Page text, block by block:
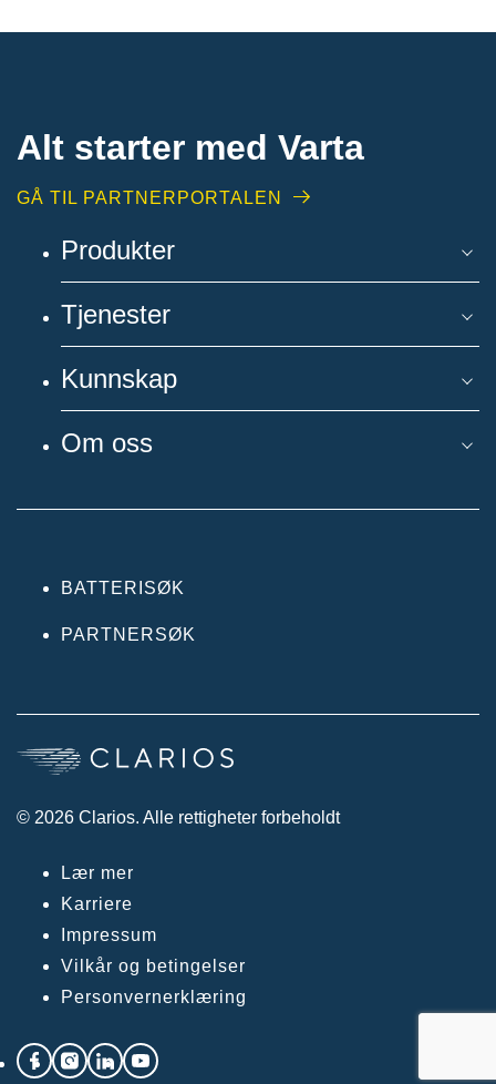
Alt starter med Varta
GÅ TIL PARTNERPORTALEN
Produkter
Tjenester
Kunnskap
Om oss
BATTERISØK
PARTNERSØK
© 2026 Clarios. Alle rettigheter forbeholdt
Lær mer
Karriere
Impressum
Vilkår og betingelser
Personvernerklæring